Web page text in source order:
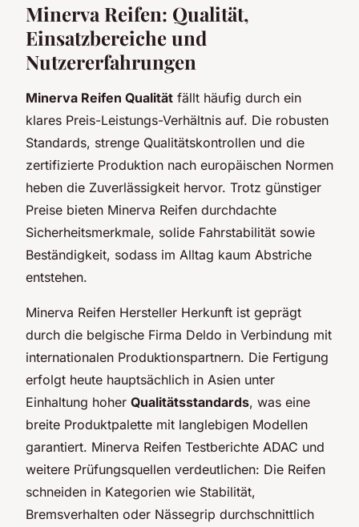
Minerva Reifen: Qualität,
Einsatzbereiche und
Nutzererfahrungen
Minerva Reifen Qualität fällt häufig durch ein
klares Preis-Leistungs-Verhältnis auf. Die robusten
Standards, strenge Qualitätskontrollen und die
zertifizierte Produktion nach europäischen Normen
heben die Zuverlässigkeit hervor. Trotz günstiger
Preise bieten Minerva Reifen durchdachte
Sicherheitsmerkmale, solide Fahrstabilität sowie
Beständigkeit, sodass im Alltag kaum Abstriche
entstehen.
Minerva Reifen Hersteller Herkunft ist geprägt
durch die belgische Firma Deldo in Verbindung mit
internationalen Produktionspartnern. Die Fertigung
erfolgt heute hauptsächlich in Asien unter
Einhaltung hoher Qualitätsstandards, was eine
breite Produktpalette mit langlebigen Modellen
garantiert. Minerva Reifen Testberichte ADAC und
weitere Prüfungsquellen verdeutlichen: Die Reifen
schneiden in Kategorien wie Stabilität,
Bremsverhalten oder Nässegrip durchschnittlich